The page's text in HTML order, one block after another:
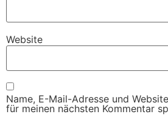
Website
Name, E-Mail-Adresse und
für meinen nächsten Kommentar